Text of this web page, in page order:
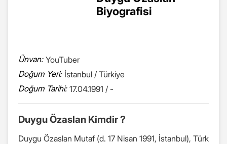
Biyografisi
Ünvan: YouTuber
Doğum Yeri: İstanbul / Türkiye
Doğum Tarihi: 17.04.1991 / -
Duygu Özaslan Kimdir ?
Duygu Özaslan Mutaf (d. 17 Nisan 1991, İstanbul), Türk